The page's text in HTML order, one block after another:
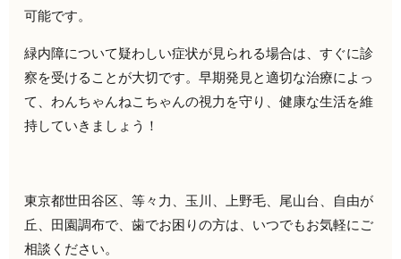
可能です。
緑内障について疑わしい症状が見られる場合は、すぐに診
察を受けることが大切です。早期発見と適切な治療によっ
て、わんちゃんねこちゃんの視力を守り、健康な生活を維
持していきましょう！
東京都世田谷区、等々力、玉川、上野毛、尾山台、自由が
丘、田園調布で、歯でお困りの方は、いつでもお気軽にご
相談ください。